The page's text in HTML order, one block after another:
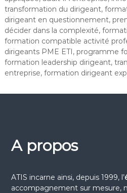
transformation du dirigeant,
dirigeant en questionnement,
décider dans la complexité,
formation compatible activité
dirigeants PME ETI, programme
formation leadership dirigeant,
entreprise, formation dirigeant
A propos
ATIS incarne ainsi, depuis 1999, l’
accompagnement sur mesure,